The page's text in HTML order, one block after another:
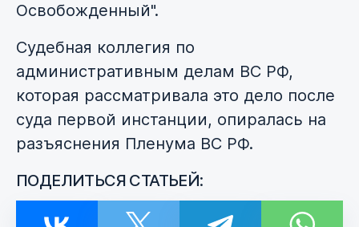
Освобожденный".
Судебная коллегия по
административным делам ВС РФ,
которая рассматривала это дело после
суда первой инстанции, опиралась на
разъяснения Пленума ВС РФ.
ПОДЕЛИТЬСЯ СТАТЬЕЙ: